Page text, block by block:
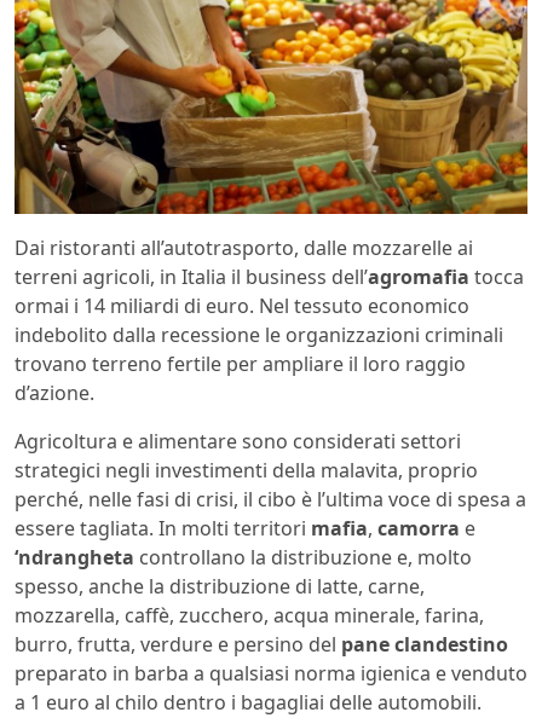
Dai ristoranti all’autotrasporto, dalle mozzarelle ai
terreni agricoli, in Italia il business dell’agromafia tocca
ormai i 14 miliardi di euro. Nel tessuto economico
indebolito dalla recessione le organizzazioni criminali
trovano terreno fertile per ampliare il loro raggio
d’azione.
Agricoltura e alimentare sono considerati settori
strategici negli investimenti della malavita, proprio
perché, nelle fasi di crisi, il cibo è l’ultima voce di spesa a
essere tagliata. In molti territori mafia, camorra e
‘ndrangheta controllano la distribuzione e, molto
spesso, anche la distribuzione di latte, carne,
mozzarella, caffè, zucchero, acqua minerale, farina,
burro, frutta, verdure e persino del pane clandestino
preparato in barba a qualsiasi norma igienica e venduto
a 1 euro al chilo dentro i bagagliai delle automobili.